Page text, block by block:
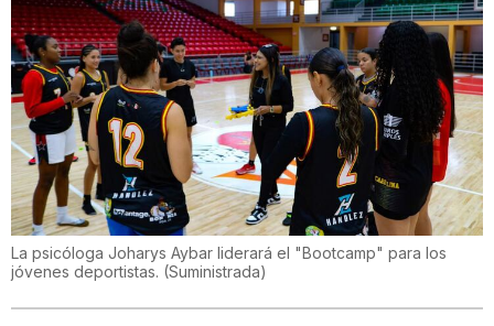
La psicóloga Joharys Aybar liderará el "Bootcamp" para los
jóvenes deportistas. (Suministrada)